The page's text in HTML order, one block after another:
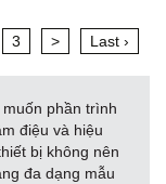
3 > Last ›
phần trình
điệu và hiệu
bị không nên
đa dạng mẫu